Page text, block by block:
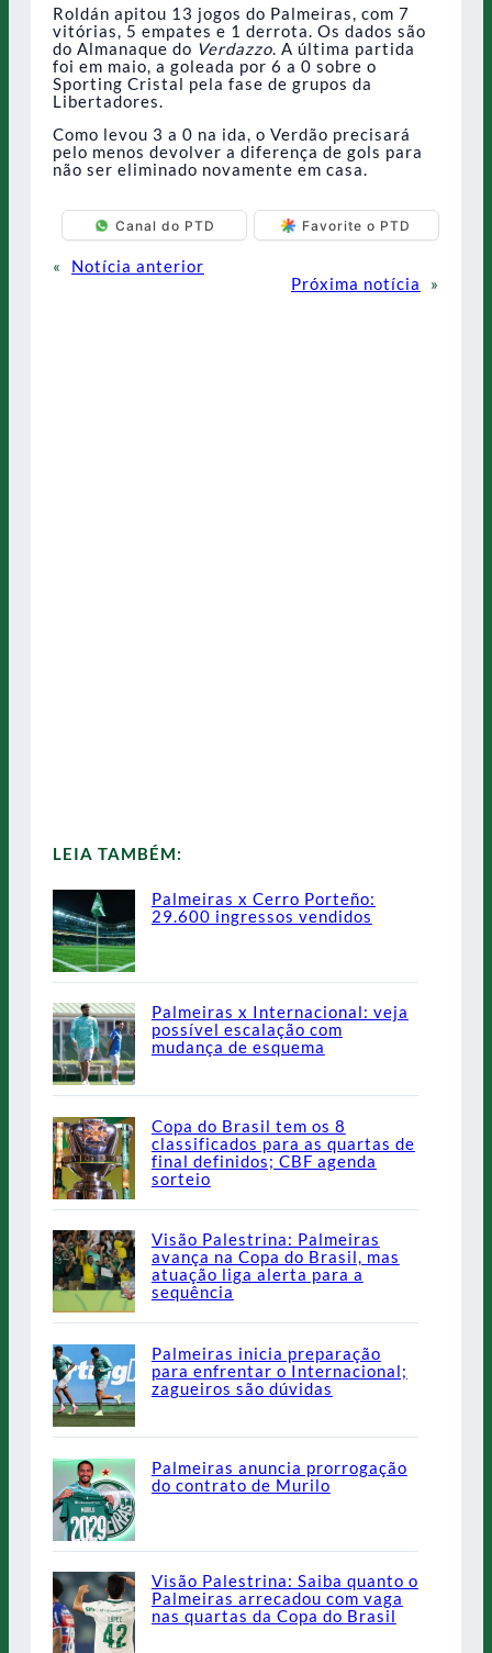
Roldán apitou 13 jogos do Palmeiras, com 7
vitórias, 5 empates e 1 derrota. Os dados são
do Almanaque do Verdazzo . A última partida
foi em maio, a goleada por 6 a 0 sobre o
Sporting Cristal pela fase de grupos da
Libertadores.
Como levou 3 a 0 na ida, o Verdão precisará
pelo menos devolver a diferença de gols para
não ser eliminado novamente em casa.
Canal do PTD Favorite o PTD
«
Notícia anterior
Próxima notícia
»
LEIA TAMBÉM:
Palmeiras x Cerro Porteño:
29.600 ingressos vendidos
Palmeiras x Internacional: veja
possível escalação com
mudança de esquema
Copa do Brasil tem os 8
classificados para as quartas de
final definidos; CBF agenda
sorteio
Visão Palestrina: Palmeiras
avança na Copa do Brasil, mas
atuação liga alerta para a
sequência
Palmeiras inicia preparação
para enfrentar o Internacional;
zagueiros são dúvidas
Palmeiras anuncia prorrogação
do contrato de Murilo
Visão Palestrina: Saiba quanto o
Palmeiras arrecadou com vaga
nas quartas da Copa do Brasil